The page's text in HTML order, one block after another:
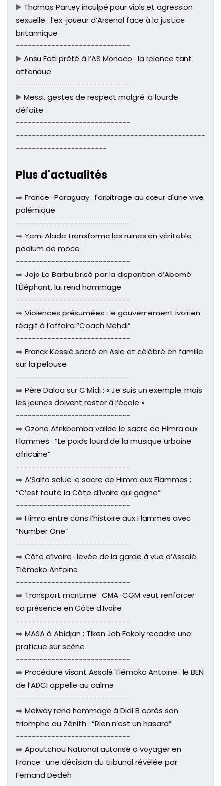
▶️ Thomas Partey inculpé pour viols et agression
sexuelle : l’ex-joueur d’Arsenal face à la justice
britannique
-----------------------------
▶️ Ansu Fati prêté à l’AS Monaco : la relance tant
attendue
-----------------------------
▶️ Messi, gestes de respect malgré la lourde
défaite
-----------------------------
------------------------------------------------
-----------------------
Plus d'actualités
➡️ France–Paraguay : l'arbitrage au cœur d'une vive
polémique
-----------------------------
➡️ Yemi Alade transforme les ruines en véritable
podium de mode
-----------------------------
➡️ Jojo Le Barbu brisé par la disparition d’Abomé
l’Éléphant, lui rend hommage
-----------------------------
➡️ Violences présumées : le gouvernement ivoirien
réagit à l’affaire “Coach Mehdi”
-----------------------------
➡️ Franck Kessié sacré en Asie et célébré en famille
sur la pelouse
-----------------------------
➡️ Père Daloa sur C’Midi : « Je suis un exemple, mais
les jeunes doivent rester à l’école »
-----------------------------
➡️ Ozone Afrikbamba valide le sacre de Himra aux
Flammes : “Le poids lourd de la musique urbaine
africaine”
-----------------------------
➡️ A’Salfo salue le sacre de Himra aux Flammes :
“C’est toute la Côte d’Ivoire qui gagne”
-----------------------------
➡️ Himra entre dans l’histoire aux Flammes avec
“Number One”
-----------------------------
➡️ Côte d’Ivoire : levée de la garde à vue d’Assalé
Tiémoko Antoine
-----------------------------
➡️ Transport maritime : CMA-CGM veut renforcer
sa présence en Côte d’Ivoire
-----------------------------
➡️ MASA à Abidjan : Tiken Jah Fakoly recadre une
pratique sur scène
-----------------------------
➡️ Procédure visant Assalé Tiémoko Antoine : le BEN
de l’ADCI appelle au calme
-----------------------------
➡️ Meiway rend hommage à Didi B après son
triomphe au Zénith : “Rien n’est un hasard”
-----------------------------
➡️ Apoutchou National autorisé à voyager en
France : une décision du tribunal révélée par
Fernand Dedeh